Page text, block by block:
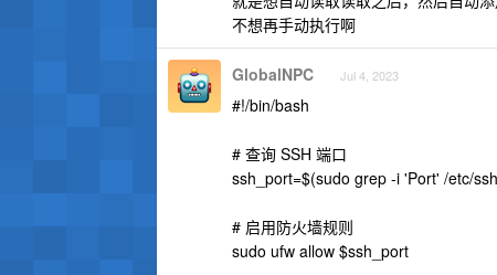
不想再手动执行啊
GlobalNPC Jul 4, 2023
#!/bin/bash
# 查询 SSH 端口
ssh_port=$(sudo grep -i 'Port' /etc/
# 启用防火墙规则
sudo ufw allow $ssh_port